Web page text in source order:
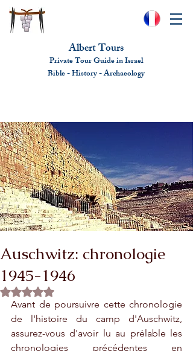
Albert Tours
Private Tour Guide in Israel
Bible - History - Archaeology
Auschwitz: chronologie
1945-1946
Rated NaN out of 5 stars.
Avant de poursuivre cette chronologie
de l'histoire du camp d'Auschwitz,
assurez-vous d'avoir lu au prélable les
chronologies précédentes en